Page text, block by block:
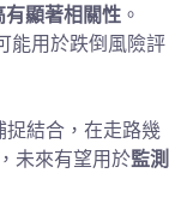
有顯著相關性 。
能用於跌倒風險評
捉結合，在走路幾
未來有望用於監測